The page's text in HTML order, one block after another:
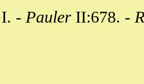
I. - Pauler II:678. -